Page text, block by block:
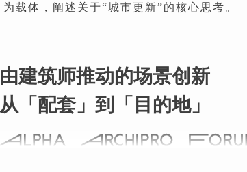
为载体，阐述关于“城市更新”的核心思考。
由建筑师推动的场景创新
从「配套」到「目的地」